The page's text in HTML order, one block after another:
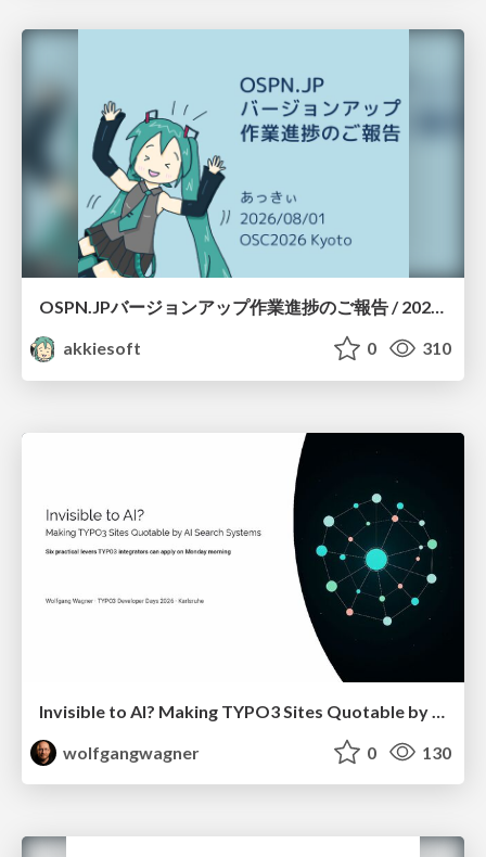
OSPN.JPバージョンアップ作業進捗のご報告 / 20260801-osc26kyoto
akkiesoft
0 310
wolfgangwagner
0 130